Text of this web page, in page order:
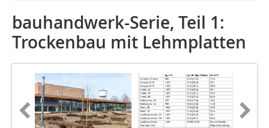
bauhandwerk-Serie, Teil 1:
Trockenbau mit Lehmplatten